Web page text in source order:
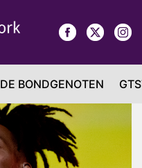
DE BONDGENOTEN